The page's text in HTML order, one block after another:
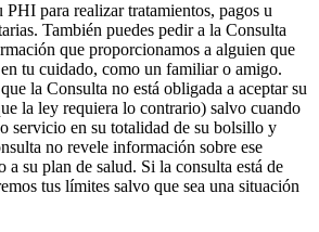
para realizar tratamientos, pagos u
También puedes pedir a la Consulta
que proporcionamos a alguien que
tu cuidado, como un familiar o amigo.
la Consulta no está obligada a aceptar su
la ley requiera lo contrario) salvo cuando
servicio en su totalidad de su bolsillo y
no revele información sobre ese
a su plan de salud. Si la consulta está de
tus límites salvo que sea una situación